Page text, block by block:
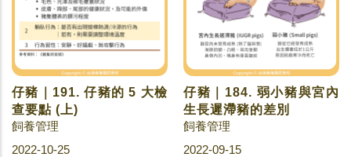
仔豬｜191. 仔豬的 5 大檢
查要點 (上)
飼養管理
2022-10-25
仔豬｜184. 弱小豬與宮內
生長遲滯豬的差別
飼養管理
2022-09-15